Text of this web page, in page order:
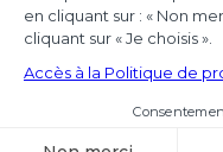
Voir l'article
15